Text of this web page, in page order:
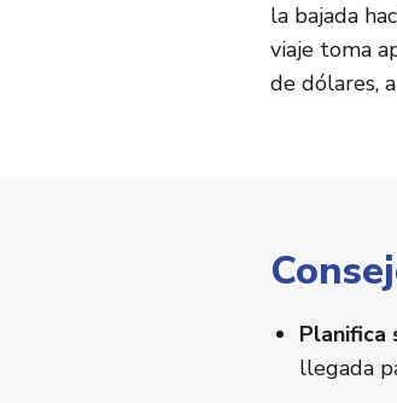
la bajada
viaje toma
de dólares,
Planifica
llegada